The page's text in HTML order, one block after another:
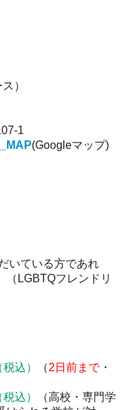
）
1
(Googleマップ)
いている方であれ
（LGBTQフレンドリ
税込） （2 日前まで・
税込）
（高校・専門学